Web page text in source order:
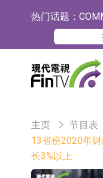
热门话题：
展
香
理及
【异
份
【异
镍资
中瓷
主页 节目表
13省份2020年
长3%以上